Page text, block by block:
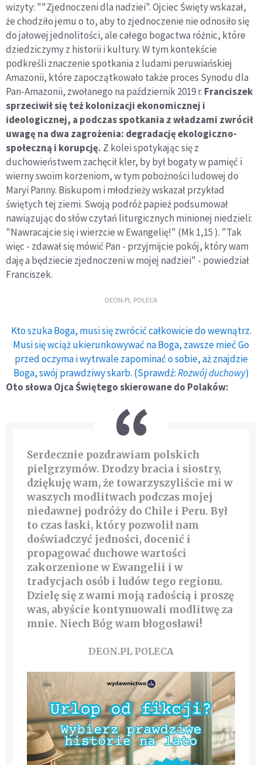
wizyty: ""Zjednoczeni dla nadziei". Ojciec Święty wskazał,
że chodziło jemu o to, aby to zjednoczenie nie odnosiło się
do jałowej jednolitości, ale całego bogactwa różnic, które
dziedziczymy z historii i kultury. W tym kontekście
podkreśli znaczenie spotkania z ludami peruwiańskiej
Amazonii, które zapoczątkowało także proces Synodu dla
Pan-Amazonii, zwołanego na październik 2019 r. Franciszek
sprzeciwił się też kolonizacji ekonomicznej i
ideologicznej, a podczas spotkania z władzami zwrócił
uwagę na dwa zagrożenia: degradację ekologiczno-
społeczną i korupcję. Z kolei spotykając się z
duchowieństwem zachęcił kler, by był bogaty w pamięć i
wierny swoim korzeniom, w tym pobożności ludowej do
Maryi Panny. Biskupom i młodzieży wskazał przykład
świętych tej ziemi. Swoją podróż papież podsumował
nawiązując do słów czytań liturgicznych minionej niedzieli:
"Nawracajcie się i wierzcie w Ewangelię!" (Mk 1,15 ). "Tak
więc - zdawał się mówić Pan - przyjmijcie pokój, który wam
daję a będziecie zjednoczeni w mojej nadziei" - powiedział
Franciszek.
DEON.PL POLECA
Kto szuka Boga, musi się zwrócić całkowicie do wewnątrz.
Musi się wciąż ukierunkowywać na Boga, zawsze mieć Go
przed oczyma i wytrwale zapominać o sobie, aż znajdzie
Boga, swój prawdziwy skarb. (Sprawdź:Rozwój duchowy)
Oto słowa Ojca Świętego skierowane do Polaków:
Serdecznie pozdrawiam polskich
pielgrzymów. Drodzy bracia i siostry,
dziękuję wam, że towarzyszyliście mi w
waszych modlitwach podczas mojej
niedawnej podróży do Chile i Peru. Był
to czas łaski, który pozwolił nam
doświadczyć jedności, docenić i
propagować duchowe wartości
zakorzenione w Ewangelii i w
tradycjach osób i ludów tego regionu.
Dzielę się z wami moją radością i proszę
was, abyście kontynuowali modlitwę za
mnie. Niech Bóg wam błogosławi!
DEON.PL POLECA